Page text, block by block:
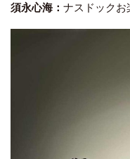
須永心海： ナスドックお